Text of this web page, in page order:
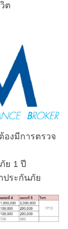
ต
องมีการตรวจ
ย 1 ปี
ประกันภัย